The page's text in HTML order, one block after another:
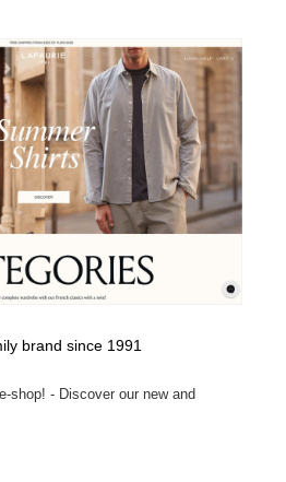
brand since 1991
shop! - Discover our new and